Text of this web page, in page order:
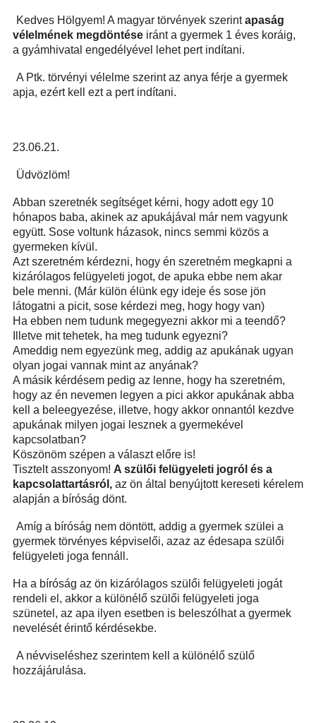
Kedves Hölgyem! A magyar törvények szerintapaság
vélelmének megdöntése iránt a gyermek 1 éves koráig,
a gyámhivatal engedélyével lehet pert indítani.
A Ptk. törvényi vélelme szerint az anya férje a gyermek
apja, ezért kell ezt a pert indítani.
23.06.21.
Üdvözlöm!
Abban szeretnék segítséget kérni, hogy adott egy 10
hónapos baba, akinek az apukájával már nem vagyunk
együtt. Sose voltunk házasok, nincs semmi közös a
gyermeken kívül.
Azt szeretném kérdezni, hogy én szeretném megkapni a
kizárólagos felügyeleti jogot, de apuka ebbe nem akar
bele menni. (Már külön élünk egy ideje és sose jön
látogatni a picit, sose kérdezi meg, hogy hogy van)
Ha ebben nem tudunk megegyezni akkor mi a teendő?
Illetve mit tehetek, ha meg tudunk egyezni?
Ameddig nem egyezünk meg, addig az apukának ugyan
olyan jogai vannak mint az anyának?
A másik kérdésem pedig az lenne, hogy ha szeretném,
hogy az én nevemen legyen a pici akkor apukának abba
kell a beleegyezése, illetve, hogy akkor onnantól kezdve
apukának milyen jogai lesznek a gyermekével
kapcsolatban?
Köszönöm szépen a választ előre is!
Tisztelt asszonyom! A szülői felügyeleti jogról és a
kapcsolattartásról, az ön által benyújtott kereseti kérelem
alapján a bíróság dönt.
Amíg a bíróság nem döntött, addig a gyermek szülei a
gyermek törvényes képviselői, azaz az édesapa szülői
felügyeleti joga fennáll.
Ha a bíróság az ön kizárólagos szülői felügyeleti jogát
rendeli el, akkor a különélő szülői felügyeleti joga
szünetel, az apa ilyen esetben is beleszólhat a gyermek
nevelését érintő kérdésekbe.
A névviseléshez szerintem kell a különélő szülő
hozzájárulása.